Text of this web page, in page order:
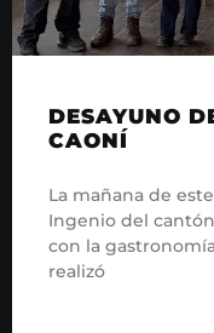
DESAYUNO
CAONÍ
La mañana de
Ingenio del
con la
realizó